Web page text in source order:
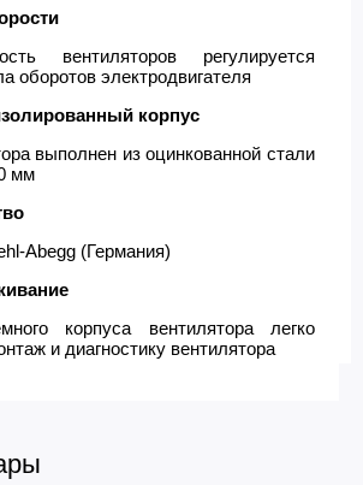
вентиляторов регулируется
оборотов электродвигателя
корпус
выполнен из оцинкованной стали
мм
Abegg (Германия)
корпуса вентилятора легко
и диагностику вентилятора